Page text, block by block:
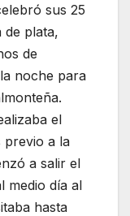
sus 25
de plata,
de
noche para
el
previo a la
a salir el
medio día al
hasta